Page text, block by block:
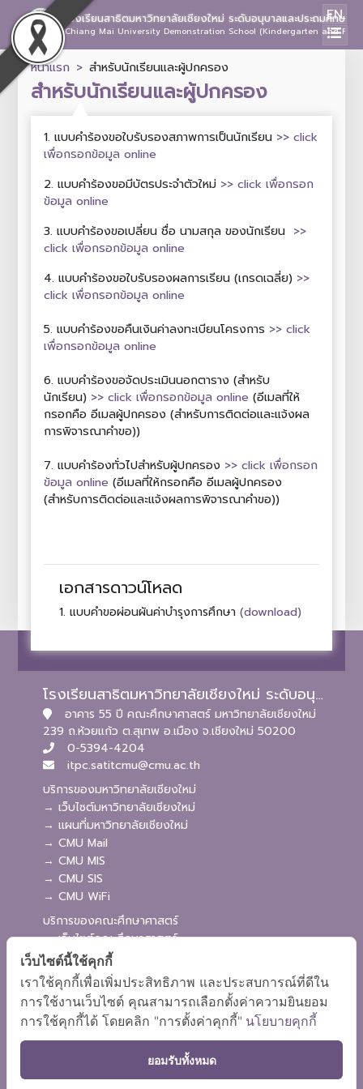
โรงเรียนสาธิตมหาวิทยาลัยเชียงใหม่ ระดับอนุบาลและประถมศึกษา
Chiang Mai University Demonstration School (Kindergarten and
EN
หน้าแรก สำหรับนักเรียนและผู้ปกครอง
สำหรับนักเรียนและผู้ปกครอง
1. แบบคำร้องขอใบรับรองสภาพการเป็นนักเรียน >> click
เพื่อกรอกข้อมูล online
2. แบบคำร้องขอมีบัตรประจำตัวใหม่ >> click เพื่อกรอก
ข้อมูล online
3. แบบคำร้องขอเปลี่ยน ชื่อ นามสกุล ของนักเรียน >>
click เพื่อกรอกข้อมูล online
4. แบบคำร้องขอใบรับรองผลการเรียน (เกรดเฉลี่ย) >>
click เพื่อกรอกข้อมูล online
5. แบบคำร้องขอคืนเงินค่าลงทะเบียนโครงการ >> click
เพื่อกรอกข้อมูล online
6. แบบคำร้องขอจัดประเมินนอกตาราง (สำหรับ
นักเรียน) >> click เพื่อกรอกข้อมูล online (อีเมลที่ให้
กรอกคือ อีเมลผู้ปกครอง (สำหรับการติดต่อและแจ้งผล
การพิจารณาคำขอ))
7. แบบคำร้องทั่วไปสำหรับผู้ปกครอง >> click เพื่อกรอก
ข้อมูล online (อีเมลที่ให้กรอกคือ อีเมลผู้ปกครอง
(สำหรับการติดต่อและแจ้งผลการพิจารณาคำขอ))
เอกสารดาวน์โหลด
1. แบบคำขอผ่อนผันค่าบำรุงการศึกษา (download)
โรงเรียนสาธิตมหาวิทยาลัยเชียงใหม่ ระดับอนุบาลและประถมศึกษา
อาคาร 55 ปี คณะศึกษาศาสตร์ มหาวิทยาลัยเชียงใหม่
239 ถ.ห้วยแก้ว ต.สุเทพ อ.เมือง จ.เชียงใหม่ 50200
0-5394-4204
itpc.satitcmu@cmu.ac.th
บริการของมหาวิทยาลัยเชียงใหม่
→ เว็บไซต์มหาวิทยาลัยเชียงใหม่
→ แผนที่มหาวิทยาลัยเชียงใหม่
→ CMU Mail
→ CMU MIS
→ CMU SIS
→ CMU WiFi
บริการของคณะศึกษาศาสตร์
→ เว็บไซต์คณะศึกษาศาสตร์
→ ระบบจัดการเว็บไซต์
→ ระบบ Admission
→ EDU MIS
→ EDU SIS
เว็บไซต์นี้ใช้คุกกี้
เราใช้คุกกี้เพื่อเพิ่มประสิทธิภาพ และประสบการณ์ที่ดีใน
การใช้งานเว็บไซต์ คุณสามารถเลือกตั้งค่าความยินยอม
การใช้คุกกี้ได้ โดยคลิก "การตั้งค่าคุกกี้" นโยบายคุกกี้
ยอมรับทั้งหมด